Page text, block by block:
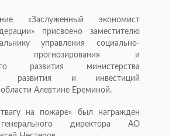
«Заслуженный экономист
присвоено заместителю
управления социально-
прогнозирования и
развития министерства
развития и инвестиций
Алевтине Ереминой.
на пожаре» был награжден
директора АО